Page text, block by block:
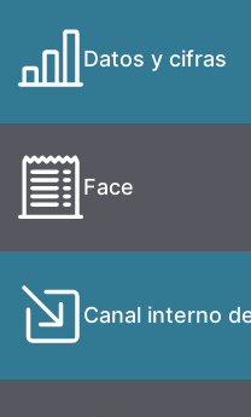
Datos y cifras
Face
Canal interno